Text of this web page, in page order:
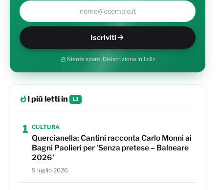
Il tuo indirizzo e-mail
Iscriviti
Niente spam · Disiscrizione in 1 clic
I più letti in LI
1 CULTURA
Quercianella: Cantini racconta Carlo Monni ai
Bagni Paolieri per 'Senza pretese – Balneare
2026'
9 luglio 2026